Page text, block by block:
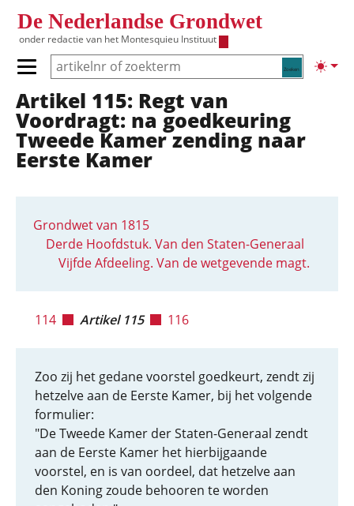
De Nederlandse Grondwet
onder redactie van het Montesquieu Instituut
Zoeken
Primair menu tonen/verbergen
Hoofdnavigatie
Artikel 115: Regt van
Voordragt: na goedkeuring
Tweede Kamer zending naar
Eerste Kamer
Grondwet van 1815
Derde Hoofdstuk. Van den Staten-Generaal
Vijfde Afdeeling. Van de wetgevende magt.
114 Artikel 115 116
Zoo zij het gedane voorstel goedkeurt, zendt zij
hetzelve aan de Eerste Kamer, bij het volgende
formulier:
"De Tweede Kamer der Staten-Generaal zendt
aan de Eerste Kamer het hierbijgaande
voorstel, en is van oordeel, dat hetzelve aan
den Koning zoude behooren te worden